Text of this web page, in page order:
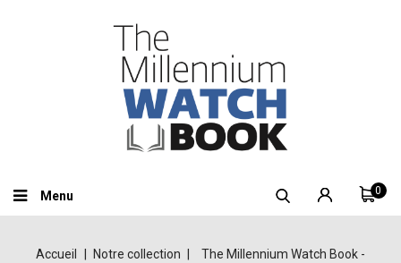
0
Menu
Accueil Notre collection
The Millennium Watch Book -